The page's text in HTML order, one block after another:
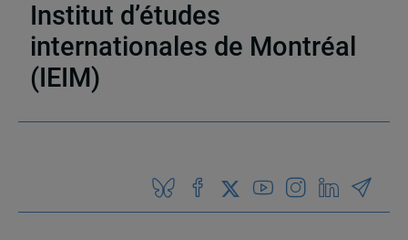
Institut d’études
internationales de Montréal
(IEIM)